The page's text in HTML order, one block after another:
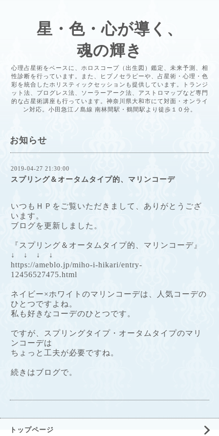
星・色・心が導く、
魂の輝き
心理占星術をベースに、ホロスコープ（出生図）鑑定、未来予測、相
性診断を行っています。また、ヒプノセラピーや、占星術・心理・色
彩を統合したホリスティックセッションも提供しています。トランジ
ット法、プログレス法、ソーラーアーク法、アストロマップなど専門
的な占星術講座も行っています。神奈川県大和市にて対面・オンライ
ン対応。小田急江ノ島線 南林間駅・鶴間駅より徒歩１０分。
お知らせ
2019-04-27 21:30:00
スプリング＆オータムタイプ的、マリンコーデ
いつもＨＰをご覧いただきまして、ありがとうござ
います 。
ブログを更新しました。
『スプリング＆オータムタイプ的、マリンコーデ』
↓ ↓ ↓ ↓
https://ameblo.jp/miho-i-hikari/entry-
12456527475.html
ネイビー×ホワイトのマリンコーデは、人気コーデの
ひとつですよね。
私も好きなコーデのひとつです。
ですが、スプリングタイプ・オータムタイプのマリ
ンコーデは
ちょっと工夫が必要ですね。
続きはブログで。
トップページ